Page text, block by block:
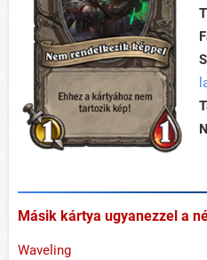
Másik kártya ugyanezzel a
Waveling